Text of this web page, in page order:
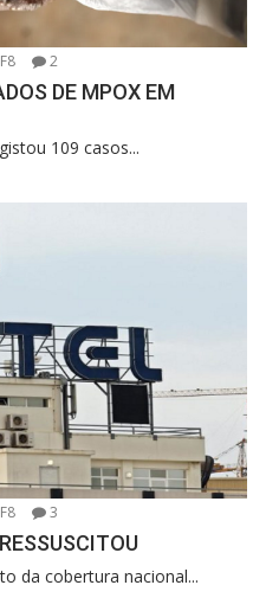
2
DE MPOX EM
109 casos...
3
da cobertura nacional...